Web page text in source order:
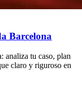
Barcelona
analiza tu caso, plan
claro y riguroso en